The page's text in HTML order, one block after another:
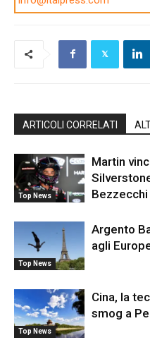
ARTICOLI CORRELATI
Top News
Martin
Bezzecchi
Top News
Argento
agli
Top News
Cina, la
smog a